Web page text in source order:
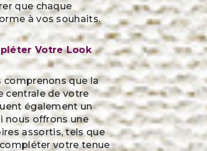
que chaque
à vos souhaits.
Votre Look
comprenons que la
centrale de votre
également un
nous offrons une
assortis, tels que
votre tenue